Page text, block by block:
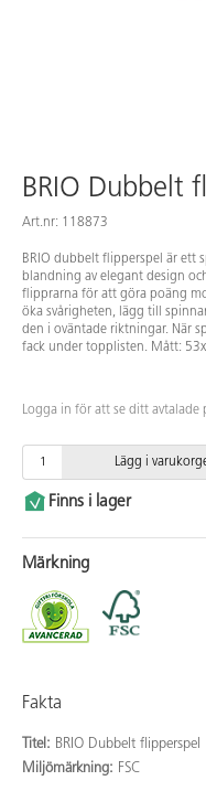
BRIO Dubbelt
Art.nr: 118873
BRIO dubbelt flipperspel är ett
blandning av elegant design
flipprarna för att göra poäng
öka svårigheten, lägg till
den i oväntade riktningar. När
fack under topplisten. Mått:
Logga in för att se ditt avtalade
Lägg i
Finns i lager
Märkning
Fakta
Titel: BRIO Dubbelt flipperspel
Miljömärkning: FSC